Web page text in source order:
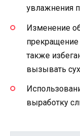
увлажнения
Изменение
прекращение
также
вызывать
выработку